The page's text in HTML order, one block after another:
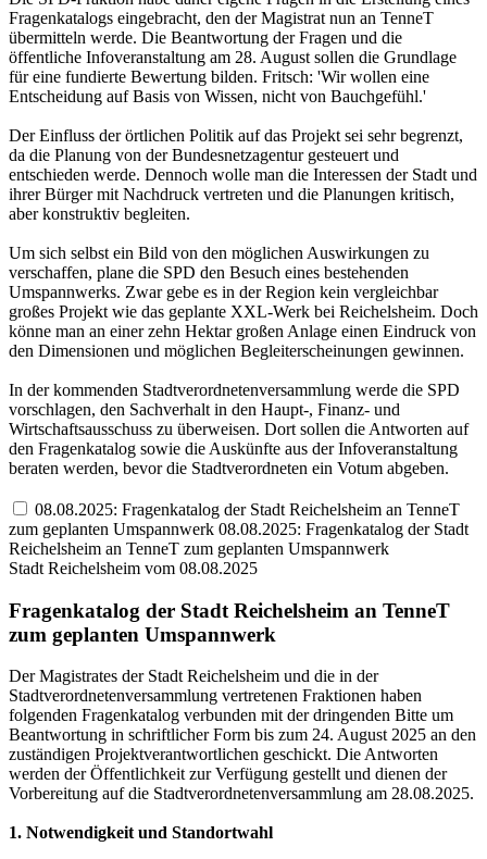
Fragenkatalogs eingebracht, den der Magistrat nun an TenneT
übermitteln werde. Die Beantwortung der Fragen und die
öffentliche Infoveranstaltung am 28. August sollen die Grundlage
für eine fundierte Bewertung bilden. Fritsch: 'Wir wollen eine
Entscheidung auf Basis von Wissen, nicht von Bauchgefühl.'
Der Einfluss der örtlichen Politik auf das Projekt sei sehr begrenzt,
da die Planung von der Bundesnetzagentur gesteuert und
entschieden werde. Dennoch wolle man die Interessen der Stadt und
ihrer Bürger mit Nachdruck vertreten und die Planungen kritisch,
aber konstruktiv begleiten.
Um sich selbst ein Bild von den möglichen Auswirkungen zu
verschaffen, plane die SPD den Besuch eines bestehenden
Umspannwerks. Zwar gebe es in der Region kein vergleichbar
großes Projekt wie das geplante XXL-Werk bei Reichelsheim. Doch
könne man an einer zehn Hektar großen Anlage einen Eindruck von
den Dimensionen und möglichen Begleiterscheinungen gewinnen.
In der kommenden Stadtverordnetenversammlung werde die SPD
vorschlagen, den Sachverhalt in den Haupt-, Finanz- und
Wirtschaftsausschuss zu überweisen. Dort sollen die Antworten auf
den Fragenkatalog sowie die Auskünfte aus der Infoveranstaltung
beraten werden, bevor die Stadtverordneten ein Votum abgeben.
08.08.2025: Fragenkatalog der Stadt Reichelsheim an TenneT
zum geplanten Umspannwerk 08.08.2025: Fragenkatalog der Stadt
Reichelsheim an TenneT zum geplanten Umspannwerk
Stadt Reichelsheim vom 08.08.2025
Fragenkatalog der Stadt Reichelsheim an TenneT
zum geplanten Umspannwerk
Der Magistrates der Stadt Reichelsheim und die in der
Stadtverordnetenversammlung vertretenen Fraktionen haben
folgenden Fragenkatalog verbunden mit der dringenden Bitte um
Beantwortung in schriftlicher Form bis zum 24. August 2025 an den
zuständigen Projektverantwortlichen geschickt. Die Antworten
werden der Öffentlichkeit zur Verfügung gestellt und dienen der
Vorbereitung auf die Stadtverordnetenversammlung am 28.08.2025.
1. Notwendigkeit und Standortwahl